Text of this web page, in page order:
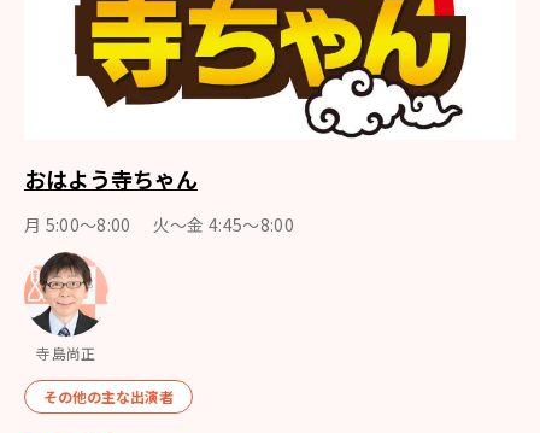
おはよう寺ちゃん
月 5:00～8:00 火～金 4:45～8:00
寺島尚正
その他の主な出演者